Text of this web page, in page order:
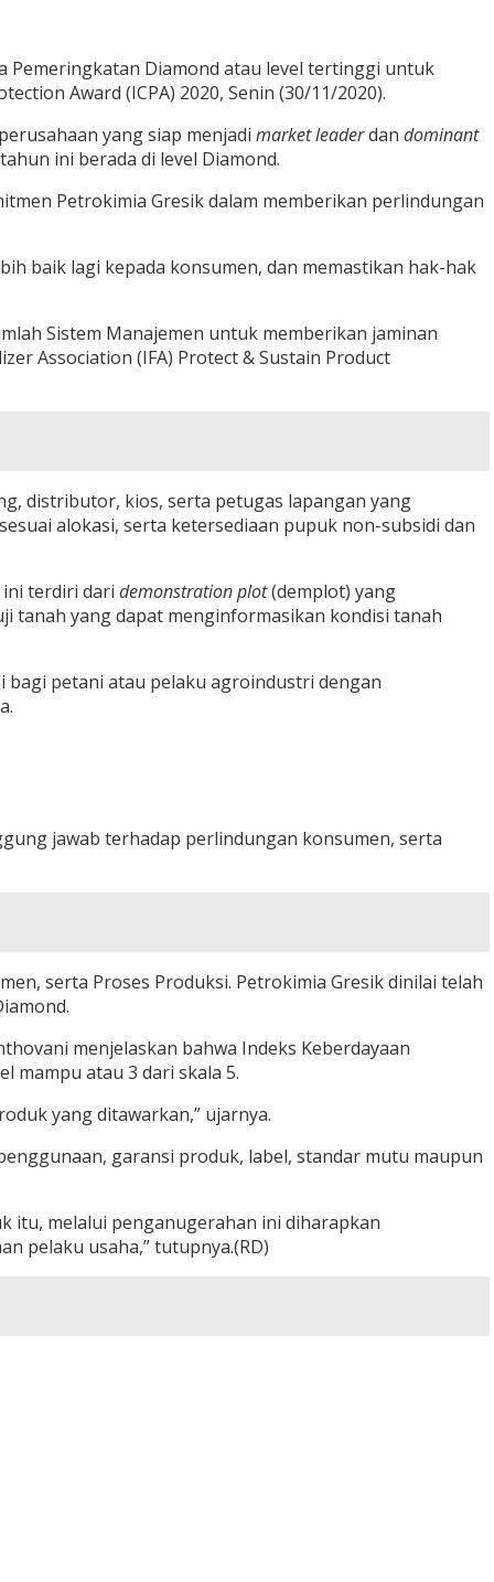
Pemeringkatan Diamond atau level tertinggi untuk
Award (ICPA) 2020, Senin (30/11/2020).
yang siap menjadi marketleaderdan dominant
ini berada di level Diamond.
Petrokimia Gresik dalam memberikan perlindungan
baik lagi kepada konsumen, dan memastikan hak-hak
Sistem Manajemen untuk memberikan jaminan
Association (IFA) Protect & Sustain Product
distributor, kios, serta petugas lapangan yang
alokasi, serta ketersediaan pupuk non-subsidi dan
terdiri dari demonstrationplot(demplot) yang
tanah yang dapat menginformasikan kondisi tanah
bagi petani atau pelaku agroindustri dengan
jawab terhadap perlindungan konsumen, serta
serta Proses Produksi. Petrokimia Gresik dinilai telah
menjelaskan bahwa Indeks Keberdayaan
mampu atau 3 dari skala 5.
yang ditawarkan,” ujarnya.
garansi produk, label, standar mutu maupun
itu, melalui penganugerahan ini diharapkan
pelaku usaha,” tutupnya.(RD)